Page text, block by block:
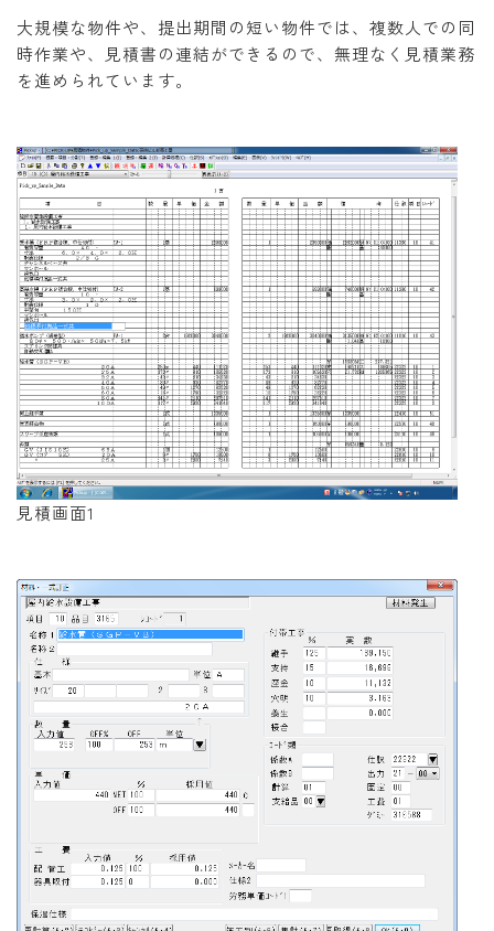
大規模な物件や、提出期間の短い物件では、複数人での同
時作業や、見積書の連結ができるので、無理なく見積業務
を進められています。
見積画面1